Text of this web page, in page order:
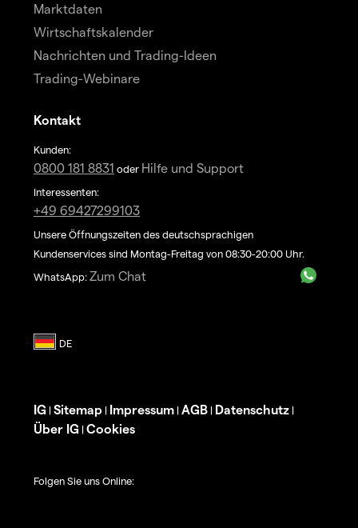
Marktdaten
Wirtschaftskalender
Nachrichten und Trading-Ideen
Trading-Webinare
Kontakt
Kunden:
0800 181 8831 oder Hilfe und Support
Interessenten:
+49 69427299103
Unsere Öffnungszeiten des deutschsprachigen
Kundenservices sind Montag-Freitag von 08:30-20:00 Uhr.
WhatsApp: Zum Chat
IG | Sitemap | Impressum | AGB | Datenschutz |
Über IG | Cookies
Folgen Sie uns Online: